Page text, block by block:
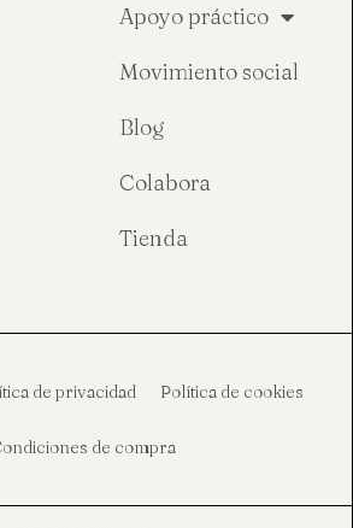
Apoyo práctico
Movimiento social
Blog
Colabora
Tienda
de privacidad Política de cookies
de compra